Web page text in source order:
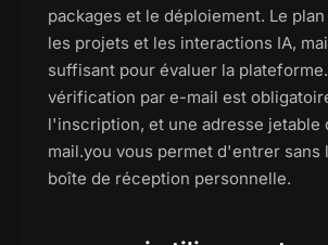
packages et le déploiement. Le
les projets et les interactions IA,
suffisant pour évaluer la
vérification par e-mail est
l'inscription, et une adresse jetable
mail.you vous permet d'entrer sans
boîte de réception personnelle.